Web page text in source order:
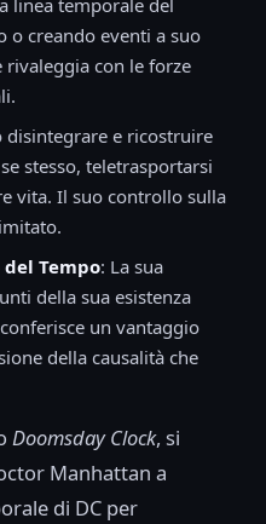
linea temporale del
o creando eventi a suo
con le forze
disintegrare e ricostruire
stesso, teletrasportarsi
vita. Il suo controllo sulla
Tempo: La sua
della sua esistenza
un vantaggio
della causalità che
Doomsday Clock, si
Manhattan a
di DC per